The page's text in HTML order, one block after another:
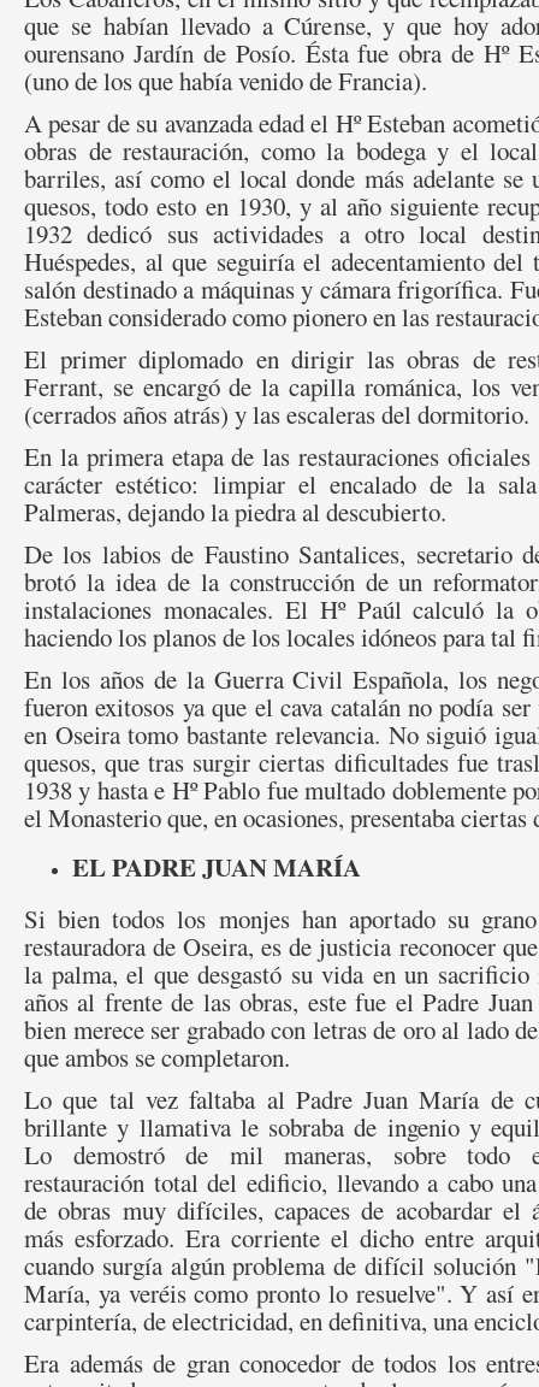
que se habían llevado a Cúrense, y que hoy
ourensano Jardín de Posío. Ésta fue obra de Hº
(uno de los que había venido de Francia).
A pesar de su avanzada edad el Hº Esteban
obras de restauración, como la bodega y el
barriles, así como el local donde más adelante se
quesos, todo esto en 1930, y al año siguiente
1932 dedicó sus actividades a otro local
Huéspedes, al que seguiría el adecentamiento
salón destinado a máquinas y cámara frigorífica.
Esteban considerado como pionero en las
El primer diplomado en dirigir las obras de
Ferrant, se encargó de la capilla románica, los
(cerrados años atrás) y las escaleras del dormitorio.
En la primera etapa de las restauraciones
carácter estético: limpiar el encalado de la
Palmeras, dejando la piedra al descubierto.
De los labios de Faustino Santalices, secretario
brotó la idea de la construcción de un
instalaciones monacales. El Hº Paúl calculó la
haciendo los planos de los locales idóneos para tal
En los años de la Guerra Civil Española, los
fueron exitosos ya que el cava catalán no podía
en Oseira tomo bastante relevancia. No siguió
quesos, que tras surgir ciertas dificultades fue
1938 y hasta e Hº Pablo fue multado doblemente
el Monasterio que, en ocasiones, presentaba ciertas
EL PADRE JUAN MARÍA
Si bien todos los monjes han aportado su
restauradora de Oseira, es de justicia reconocer
la palma, el que desgastó su vida en un sacrificio
años al frente de las obras, este fue el Padre
bien merece ser grabado con letras de oro al lado
que ambos se completaron.
Lo que tal vez faltaba al Padre Juan María de
brillante y llamativa le sobraba de ingenio y
Lo demostró de mil maneras, sobre todo
restauración total del edificio, llevando a cabo
de obras muy difíciles, capaces de acobardar el
más esforzado. Era corriente el dicho entre
cuando surgía algún problema de difícil solución
María, ya veréis como pronto lo resuelve". Y así
carpintería, de electricidad, en definitiva, una
Era además de gran conocedor de todos los